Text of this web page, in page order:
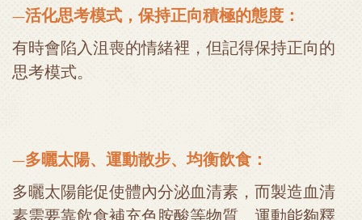
—活化思考模式，保持正向積極的態度：
有時會陷入沮喪的情緒裡，但記得保持正向的
思考模式。
—多曬太陽、運動散步、均衡飲食：
多曬太陽能促使體內分泌血清素，而製造血清